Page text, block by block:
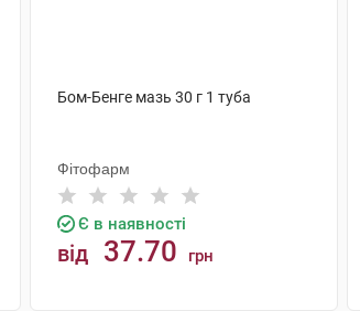
Бом-Бенге мазь 30 г 1 туба
Фітофарм
Є в наявності
від 37.70 грн